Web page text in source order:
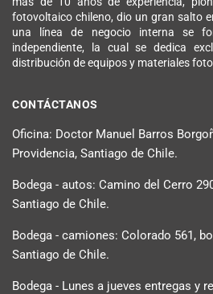
fotovoltaico chileno, dio un gran salto
una línea de negocio interna se
independiente, la cual se dedica
distribución de equipos y materiales
CONTÁCTANOS
Oficina: Doctor Manuel Barros
Providencia, Santiago de Chile.
Bodega - autos: Camino del Cerro
Santiago de Chile.
Bodega - camiones: Colorado 561,
Santiago de Chile.
Bodega - Lunes a jueves entregas y